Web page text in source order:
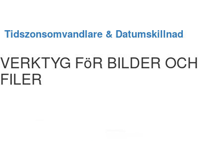
Tidszonsomvandlare & Datumskillnad
VERKTYG FöR BILDER OCH
FILER